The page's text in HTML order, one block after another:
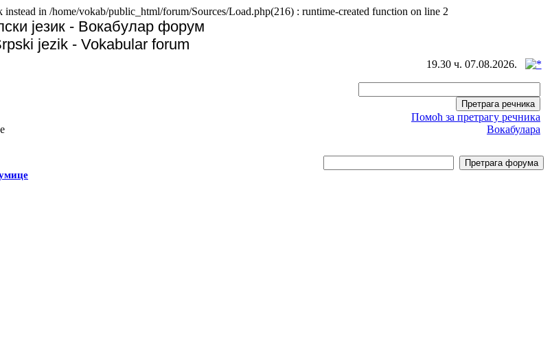
in /home/vokab/public_html/forum/Sources/Load.php(216) : runtime-created function on line 2
језик - Вокабулар форум
jezik - Vokabular forum
19.30 ч. 07.08.2026.
Помоћ за претрагу речника
Вокабулара